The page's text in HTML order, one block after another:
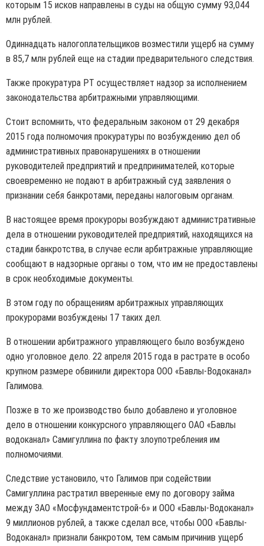
которым 15 исков направлены в суды на общую сумму 93,044
млн рублей.
Одиннадцать налогоплательщиков возместили ущерб на сумму
в 85,7 млн рублей еще на стадии предварительного следствия.
Также прокуратура РТ осуществляет надзор за исполнением
законодательства арбитражными управляющими.
Стоит вспомнить, что федеральным законом от 29 декабря
2015 года полномочия прокуратуры по возбуждению дел об
административных правонарушениях в отношении
руководителей предприятий и предпринимателей, которые
своевременно не подают в арбитражный суд заявления о
признании себя банкротами, переданы налоговым органам.
В настоящее время прокуроры возбуждают административные
дела в отношении руководителей предприятий, находящихся на
стадии банкротства, в случае если арбитражные управляющие
сообщают в надзорные органы о том, что им не предоставлены
в срок необходимые документы.
В этом году по обращениям арбитражных управляющих
прокурорами возбуждены 17 таких дел.
В отношении арбитражного управляющего было возбуждено
одно уголовное дело. 22 апреля 2015 года в растрате в особо
крупном размере обвинили директора ООО «Бавлы-Водоканал»
Галимова.
Позже в то же производство было добавлено и уголовное
дело в отношении конкурсного управляющего ОАО «Бавлы
водоканал» Самигуллина по факту злоупотребления им
полномочиями.
Следствие установило, что Галимов при содействии
Самигуллина растратил вверенные ему по договору займа
между ЗАО «Мосфундаментстрой-6» и ООО «Бавлы-Водоканал»
9 миллионов рублей, а также сделал все, чтобы ООО «Бавлы-
Водоканал» признали банкротом, тем самым причинив ущерб